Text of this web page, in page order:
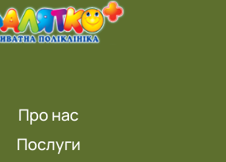
Про нас
Послуги